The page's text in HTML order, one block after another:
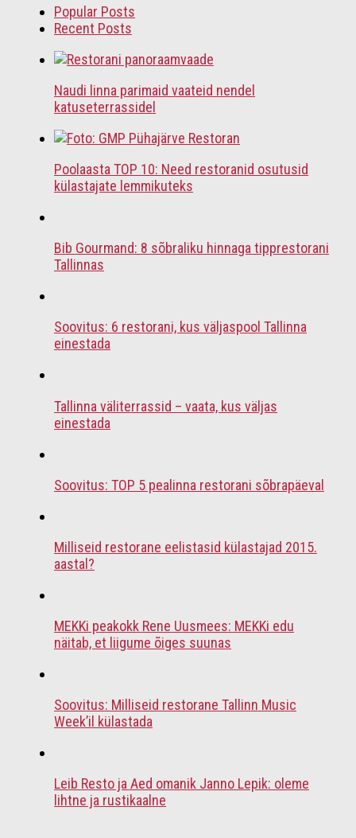
Popular Posts
Recent Posts
Naudi linna parimaid vaateid nendel
katuseterrassidel
Poolaasta TOP 10: Need restoranid osutusid
külastajate lemmikuteks
Bib Gourmand: 8 sõbraliku hinnaga tipprestorani
Tallinnas
Soovitus: 6 restorani, kus väljaspool Tallinna
einestada
Tallinna väliterrassid – vaata, kus väljas
einestada
Soovitus: TOP 5 pealinna restorani sõbrapäeval
Milliseid restorane eelistasid külastajad 2015.
aastal?
MEKKi peakokk Rene Uusmees: MEKKi edu
näitab, et liigume õiges suunas
Soovitus: Milliseid restorane Tallinn Music
Week’il külastada
Leib Resto ja Aed omanik Janno Lepik: oleme
lihtne ja rustikaalne